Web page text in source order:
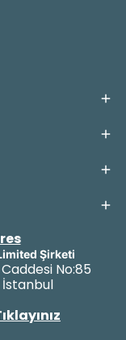
Şirketi
No:85
İstanbul